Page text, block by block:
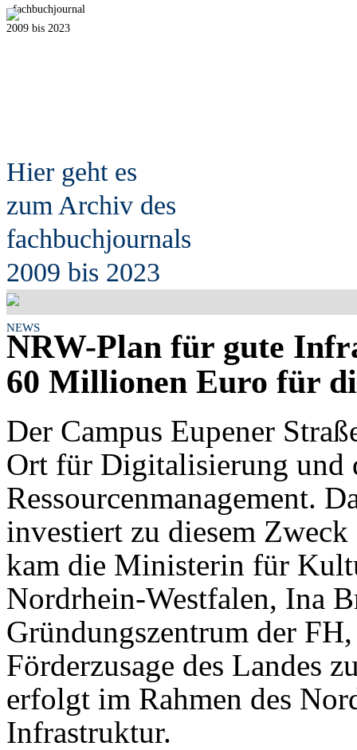
fachbuchjournal
2009 bis 2023
Hier geht es
zum Archiv des
fachbuchjournals
2009 bis 2023
NEWS
NRW-Plan für gute
60 Millionen Euro für
Der Campus Eupener
Ort für Digitalisierung und
Ressourcenmanagement.
investiert zu diesem
kam die Ministerin für
Nordrhein-Westfalen, Ina
Gründungszentrum der
Förderzusage des Landes
erfolgt im Rahmen des
Infrastruktur.